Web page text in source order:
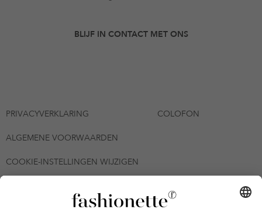
BLIJF IN CONTACT MET ONS
PRIVACYVERKLARING COLOFON
ALGEMENE VOORWAARDEN
COOKIE-INSTELLINGEN WIJZIGEN
© 2026 - fashionette Plattform GmbH